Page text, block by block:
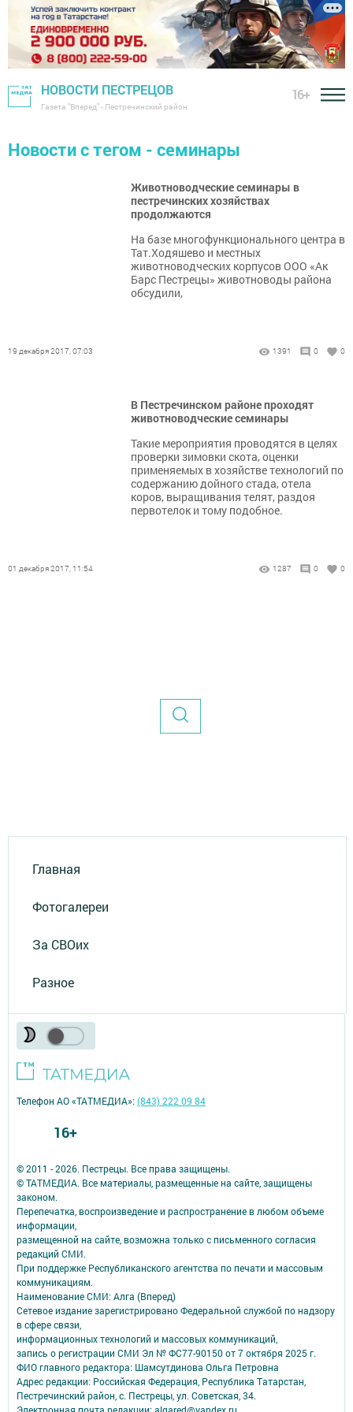
НОВОСТИ ПЕСТРЕЦОВ
Газета "Вперед" - Пестречинский район
16+
Новости с тегом - семинары
Животноводческие семинары в
пестречинских хозяйствах
продолжаются
На базе многофункционального центра в
Тат.Ходяшево и местных
животноводческих корпусов ООО «Ак
Барс Пестрецы» животноводы района
обсудили,
19 декабря 2017, 07:03 1391 0 0
В Пестречинском районе проходят
животноводческие семинары
Такие мероприятия проводятся в целях
проверки зимовки скота, оценки
применяемых в хозяйстве технологий по
содержанию дойного стада, отела
коров, выращивания телят, раздоя
первотелок и тому подобное.
01 декабря 2017, 11:54 1287 0 0
Главная
Фотогалереи
За СВОих
Разное
© 2011 - 2026. Пестрецы. Все права защищены.
© ТАТМЕДИА. Все материалы, размещенные на сайте, защищены
законом.
Перепечатка, воспроизведение и распространение в любом объеме
информации,
размещенной на сайте, возможна только с письменного согласия
редакций СМИ.
При поддержке Республиканского агентства по печати и массовым
коммуникациям.
Наименование СМИ: Алга (Вперед)
Сетевое издание зарегистрировано Федеральной службой по надзору
в сфере связи,
информационных технологий и массовых коммуникаций,
запись о регистрации СМИ Эл № ФС77-90150 от 7 октября 2025 г.
ФИО главного редактора: Шамсутдинова Ольга Петровна
Адрес редакции: Российская Федерация, Республика Татарстан,
Пестречинский район, с. Пестрецы, ул. Советская, 34.
Электронная почта редакции: algared@yandex.ru
Телефон АО «ТАТМЕДИА»:(843) 222 09 84
16+